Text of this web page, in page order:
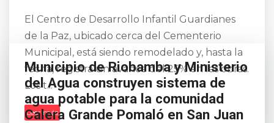
El Centro de Desarrollo Infantil Guardianes
de la Paz, ubicado cerca del Cementerio
Municipal, está siendo remodelado y, hasta la
fecha, registra un avance del 25% en las obras.
Los t...
Leer más
Municipio de Riobamba y Ministerio
del Agua construyen sistema de
agua potable para la comunidad
Calera Grande Pomaló en San Juan